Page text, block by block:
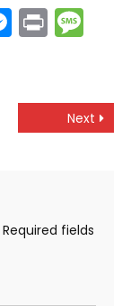
Print
Next
Required fields